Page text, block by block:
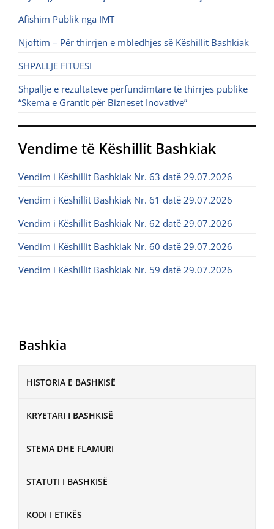
Bashkia
HISTORIA E BASHKISË
KRYETARI I BASHKISË
STEMA DHE FLAMURI
STATUTI I BASHKISË
KODI I ETIKËS
Afishim Publik nga IMT
Njoftim – Për thirrjen e mbledhjes së Këshillit Bashkiak
SHPALLJE FITUESI
Shpallje e rezultateve përfundimtare të thirrjes publike
“Skema e Grantit për Bizneset Inovative”
Vendime të Këshillit Bashkiak
Vendim i Këshillit Bashkiak Nr. 63 datë 29.07.2026
Vendim i Këshillit Bashkiak Nr. 61 datë 29.07.2026
Vendim i Këshillit Bashkiak Nr. 62 datë 29.07.2026
Vendim i Këshillit Bashkiak Nr. 60 datë 29.07.2026
Vendim i Këshillit Bashkiak Nr. 59 datë 29.07.2026